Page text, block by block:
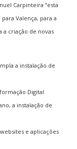
Carpinteira ”esta
Valença, para a
criação de novas
a instalação de
Digital
a instalação de
e aplicações